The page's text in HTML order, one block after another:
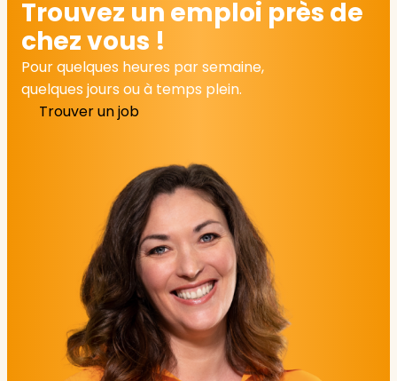
Trouvez un emploi près de
chez vous !
Pour quelques heures par semaine,
quelques jours ou à temps plein.
Trouver un job